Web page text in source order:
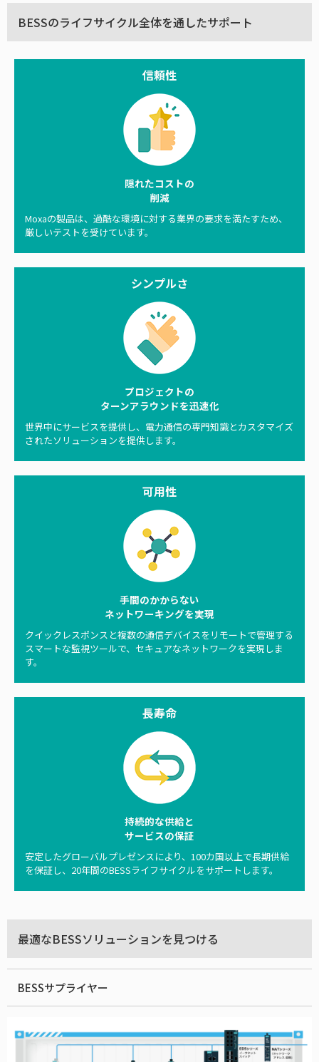
BESSのライフサイクル全体を通したサポート
信頼性
隠れたコストの
削減
Moxaの製品は、過酷な環境に対する業界の要求を満たすため、
厳しいテストを受けています。
シンプルさ
プロジェクトの
ターンアラウンドを迅速化
世界中にサービスを提供し、電力通信の専門知識とカスタマイズ
されたソリューションを提供します。
可用性
手間のかからない
ネットワーキングを実現
クイックレスポンスと複数の通信デバイスをリモートで管理する
スマートな監視ツールで、セキュアなネットワークを実現しま
す。
長寿命
持続的な供給と
サービスの保証
安定したグローバルプレゼンスにより、100カ国以上で長期供給
を保証し、20年間のBESSライフサイクルをサポートします。
最適なBESSソリューションを見つける
BESSサプライヤー